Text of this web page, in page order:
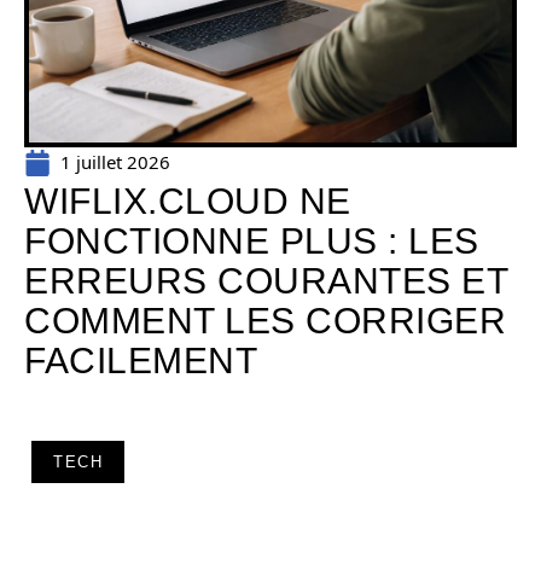
1 juillet 2026
WIFLIX.CLOUD NE
FONCTIONNE PLUS : LES
ERREURS COURANTES ET
COMMENT LES CORRIGER
FACILEMENT
TECH